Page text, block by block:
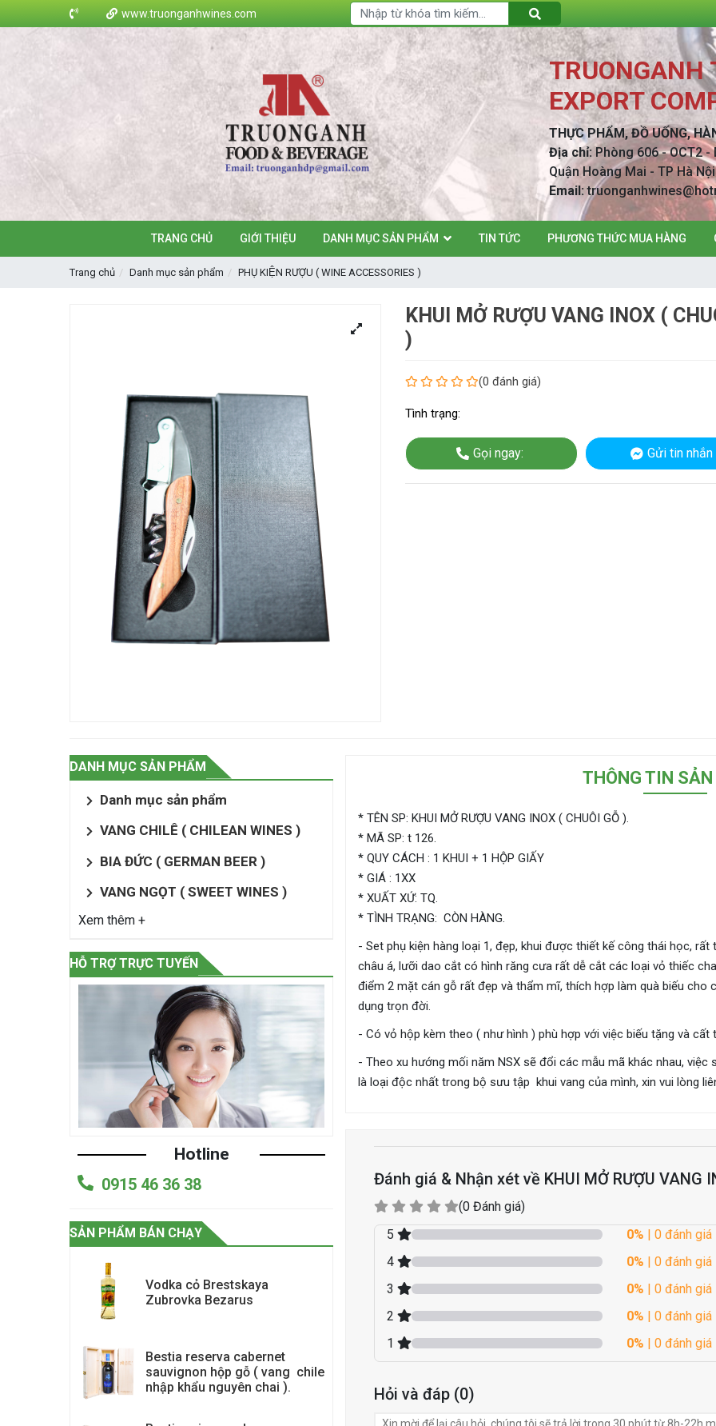
www.truonganhwines.com
TRUONGANH
EXPORT
THỰC PHẨM, ĐỒ UỐNG,
Địa chỉ: Phòng 606 - OCT2
Quận Hoàng Mai - TP Hà
Email:
TRANG CHỦ GIỚI THIỆU DANH MỤC SẢN PHẨM TIN TỨC PHƯƠNG THỨC MUA HÀNG
Trang chủ Danh mục sản phẩm PHỤ KIỆN RƯỢU ( WINE ACCESSORIES )
KHUI MỞ RƯỢU VANG INOX (
)
(0 đánh giá)
Tình trạng:
Gọi ngay: Gửi tin nhắn
DANH MỤC SẢN PHẨM
Danh mục sản phẩm
VANG CHILÊ ( CHILEAN WINES )
BIA ĐỨC ( GERMAN BEER )
VANG NGỌT ( SWEET WINES )
Xem thêm +
HỖ TRỢ TRỰC TUYẾN
Hotline
0915 46 36 38
SẢN PHẨM BÁN CHẠY
Vodka cỏ Brestskaya
Zubrovka Bezarus
Bestia reserva cabernet
sauvignon hộp gỗ ( vang chile
nhập khẩu nguyên chai ).
THÔNG TIN
* TÊN SP: KHUI MỞ RƯỢU VANG INOX ( CHUÔI GỖ ).
* MÃ SP: t 126.
* QUY CÁCH : 1 KHUI + 1 HỘP GIẤY
* GIÁ : 1XX
* XUẤT XỨ: TQ.
* TÌNH TRẠNG: CÒN HÀNG.
- Set phụ kiện hàng loại 1, đẹp, khui được thiết kế công thái học,
châu á, lưỡi dao cắt có hình răng cưa rất dễ cắt các loại vỏ thiếc
điểm 2 mặt cán gỗ rất đẹp và thẩm mĩ, thích hợp làm quà biếu cho
dụng trọn đời.
- Có vỏ hộp kèm theo ( như hình ) phù hợp với việc biếu tặng và cất
- Theo xu hướng mối năm NSX sẽ đổi các mẫu mã khác nhau,
là loại độc nhất trong bộ sưu tập khui vang của mình, xin vui lòng
Đánh giá & Nhận xét về KHUI MỞ RƯỢU VANG
(0 Đánh giá)
5
0% | 0 đánh giá
4
0% | 0 đánh giá
3
0% | 0 đánh giá
2
0% | 0 đánh giá
1
0% | 0 đánh giá
Hỏi và đáp (0)